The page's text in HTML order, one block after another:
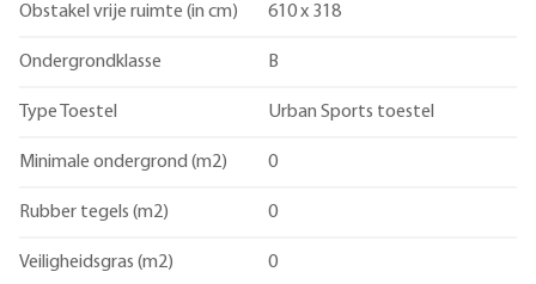
Obstakel vrije ruimte (in cm) 610 x 318
Ondergrondklasse B
Type Toestel Urban Sports toestel
Minimale ondergrond (m2) 0
Rubber tegels (m2) 0
Veiligheidsgras (m2) 0